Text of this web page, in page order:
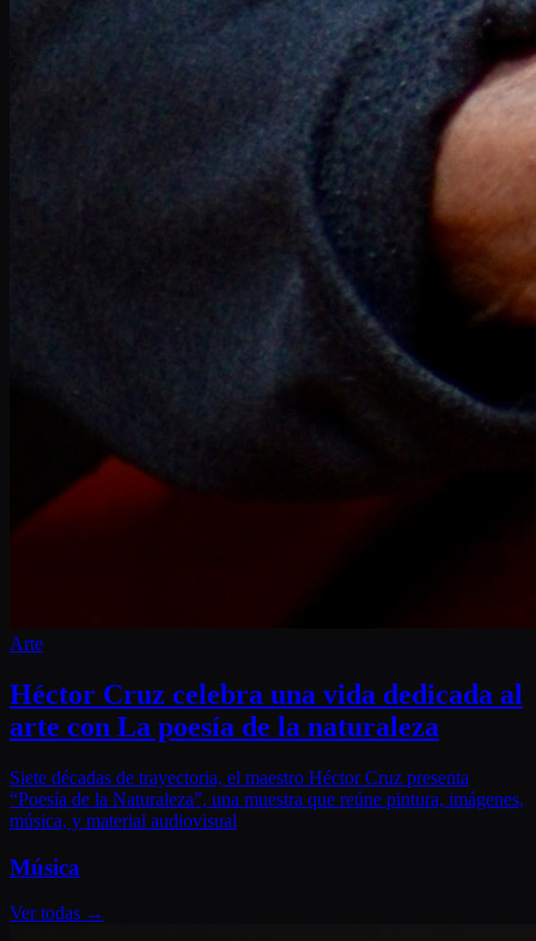
Arte
Héctor Cruz celebra una vida dedicada al
arte con La poesía de la naturaleza
Siete décadas de trayectoria, el maestro Héctor Cruz presenta
“Poesía de la Naturaleza”, una muestra que reúne pintura, imágenes,
música, y material audiovisual
Música
Ver todas →